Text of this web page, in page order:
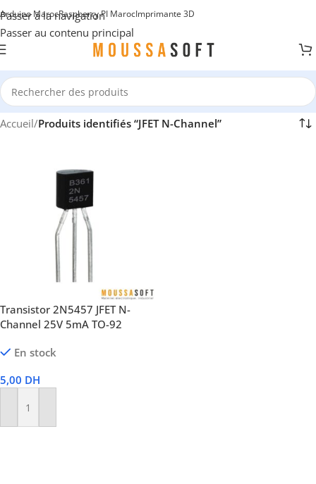
Passer à la navigation
Passer au contenu principal
Arduino MarocRaspberry PI MarocImprimante 3D
Accueil/Produits identifiés “JFET N-Channel”
Transistor 2N5457 JFET N-
Channel 25V 5mA TO-92
En stock
5,00 DH
Ajouter Au Panier